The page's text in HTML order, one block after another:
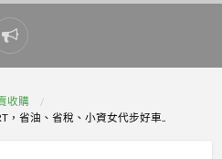
Report
problem
收購
，省油、省稅、小資女代步好車..